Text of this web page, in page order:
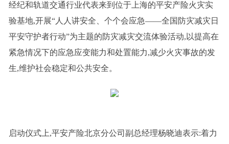
经纪和轨道交通行业代表来到位于上海的平安产险火灾实
验基地,开展“人人讲安全、个个会应急——全国防灾减灾日
平安守护者行动”为主题的防灾减灾交流体验活动,以提高在
紧急情况下的应急应变能力和处置能力,减少火灾事故的发
生,维护社会稳定和公共安全。
启动仪式上,平安产险北京分公司副总经理杨晓迪表示:着力